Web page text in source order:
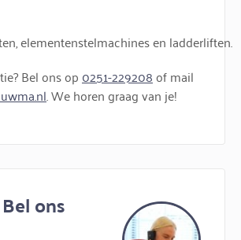
elementenstelmachines en ladderliften.
Bel ons op 0251-229208of mail
. We horen graag van je!
ons